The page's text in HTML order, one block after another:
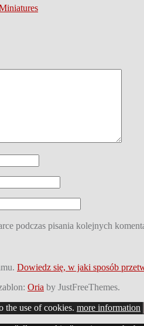
podczas pisania kolejnych
Dowiedz się, w jaki sposób
Oria by JustFreeThemes.
the use of cookies. more information